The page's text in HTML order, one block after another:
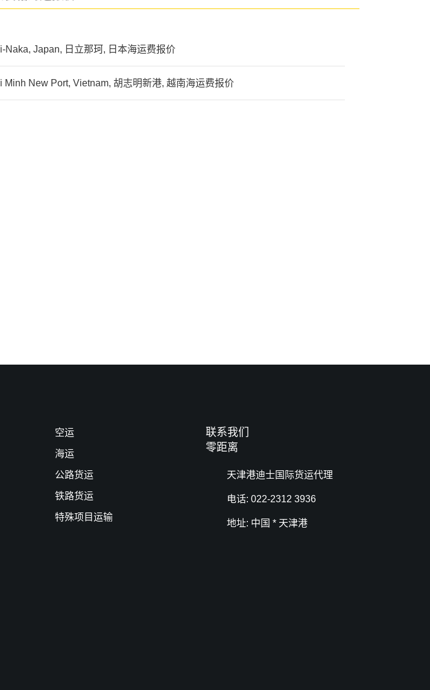
Naka, Japan, 日立那珂, 日本海运费报价
Minh New Port, Vietnam, 胡志明新港, 越南海运费报价
空运
海运
公路货运
铁路货运
特殊项目运输
联系我们
零距离
天津港迪士国际货运代理
电话: 022-2312 3936
地址: 中国 * 天津港